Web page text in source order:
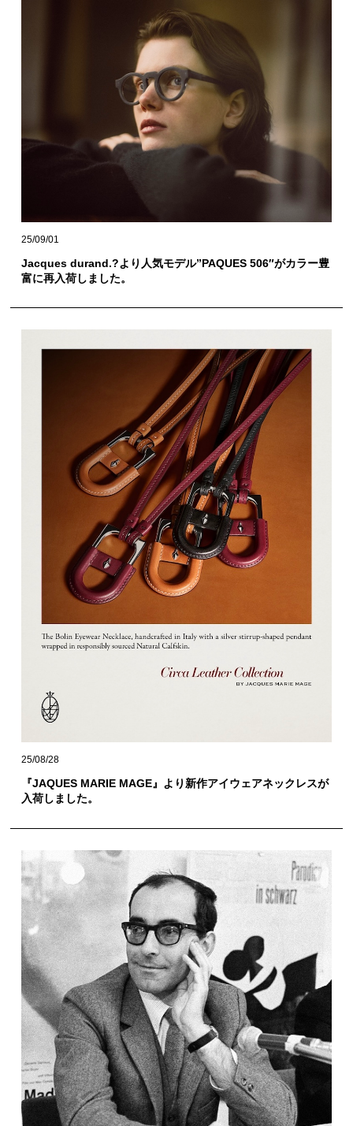
25/09/01
Jacques durand.?より人気モデル”PAQUES 506″がカラー豊
富に再入荷しました。
25/08/28
『JAQUES MARIE MAGE』より新作アイウェアネックレスが
入荷しました。